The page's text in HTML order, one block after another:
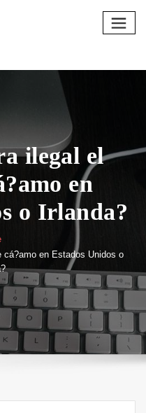
ilegal el
en
o Irlanda?
en Estados Unidos o